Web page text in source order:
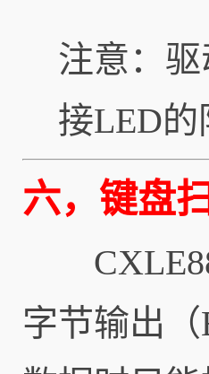
注意：
接LED
六，键盘
字节输出